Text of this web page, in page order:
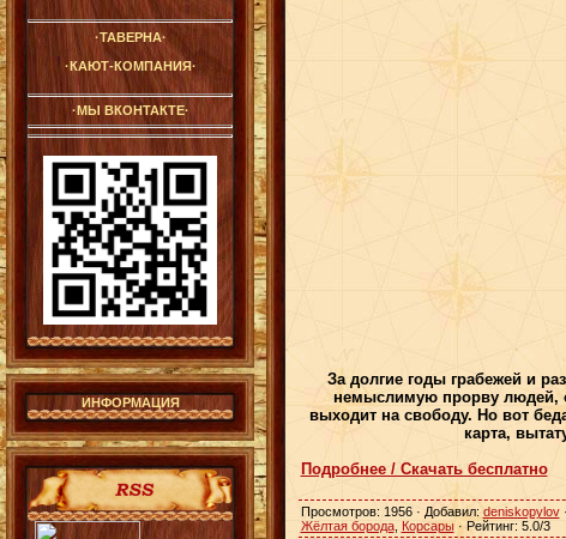
·ТАВЕРНА·
·КАЮТ-КОМПАНИЯ·
·МЫ ВКОНТАКТЕ·
ИНФОРМАЦИЯ
За долгие годы грабежей и
немыслимую прорву людей,
выходит на свободу. Но вот
карта,
Подробнее / Скачать бесплатно
Просмотров: 1956 · Добавил: deniskopylov·
Жёлтая борода, Корсары·Рейтинг: 5.0/3